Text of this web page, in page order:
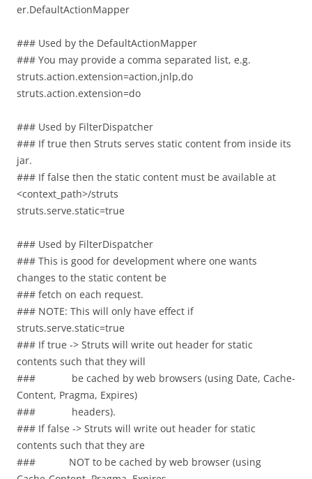
er.DefaultActionMapper
### Used by the DefaultActionMapper
### You may provide a comma separated list, e.g.
struts.action.extension=action,jnlp,do
struts.action.extension=do
### Used by FilterDispatcher
### If true then Struts serves static content from inside its
jar.
### If false then the static content must be available at
<context_path>/struts
struts.serve.static=true
### Used by FilterDispatcher
### This is good for development where one wants
changes to the static content be
### fetch on each request.
### NOTE: This will only have effect if
struts.serve.static=true
### If true -> Struts will write out header for static
contents such that they will
### be cached by web browsers (using Date, Cache-
Content, Pragma, Expires)
### headers).
### If false -> Struts will write out header for static
contents such that they are
### NOT to be cached by web browser (using